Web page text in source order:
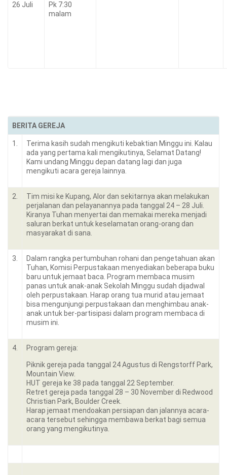
26 Juli
Pk 7:30
malam
BERITA GEREJA
1.
Terima kasih sudah mengikuti kebaktian Minggu ini. Kalau
ada yang pertama kali mengikutinya, Selamat Datang!
Kami undang Minggu depan datang lagi dan juga
mengikuti acara gereja lainnya.
2.
Tim misi ke Kupang, Alor dan sekitarnya akan melakukan
perjalanan dan pelayanannya pada tanggal 24 – 28 Juli.
Kiranya Tuhan menyertai dan memakai mereka menjadi
saluran berkat untuk keselamatan orang-orang dan
masyarakat di sana.
3.
Dalam rangka pertumbuhan rohani dan pengetahuan akan
Tuhan, Komisi Perpustakaan menyediakan beberapa buku
baru untuk jemaat baca. Program membaca musim
panas untuk anak-anak Sekolah Minggu sudah dijadwal
oleh perpustakaan. Harap orang tua murid atau jemaat
bisa mengunjungi perpustakaan dan menghimbau anak-
anak untuk ber-partisipasi dalam program membaca di
musim ini.
4. Program gereja:
Piknik gereja pada tanggal 24 Agustus di Rengstorff Park,
Mountain View.
HUT gereja ke 38 pada tanggal 22 September.
Retret gereja pada tanggal 28 – 30 November di Redwood
Christian Park, Boulder Creek.
Harap jemaat mendoakan persiapan dan jalannya acara-
acara tersebut sehingga membawa berkat bagi semua
orang yang mengikutinya.